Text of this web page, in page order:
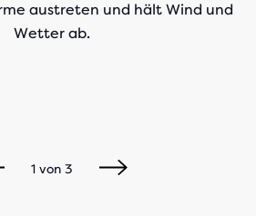
austreten und hält Wind und
Wetter ab.
1 von 3